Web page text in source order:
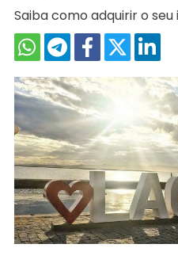
Saiba como adquirir o seu